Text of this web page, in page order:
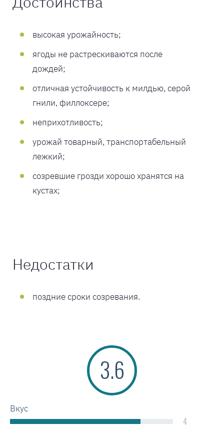
высокая урожайность;
ягоды не растрескиваются после
дождей;
отличная устойчивость к милдью, серой
гнили, филлоксере;
неприхотливость;
урожай товарный, транспортабельный
лежкий;
созревшие грозди хорошо хранятся на
кустах;
Недостатки
поздние сроки созревания.
3.6
Вкус
4